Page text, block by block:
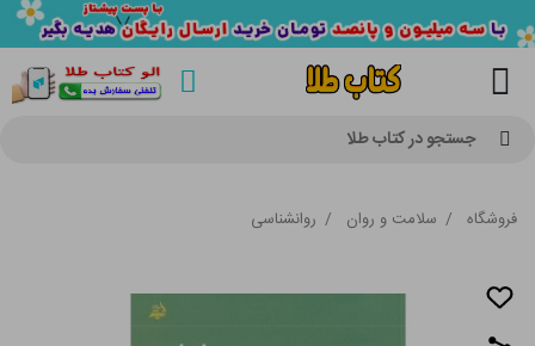
جستجو در کتاب طلا
فروشگاه / سلامت و روان / روانشناسی